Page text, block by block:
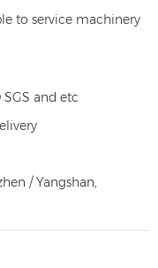
to service machinery
SGS and etc
/ Yangshan,